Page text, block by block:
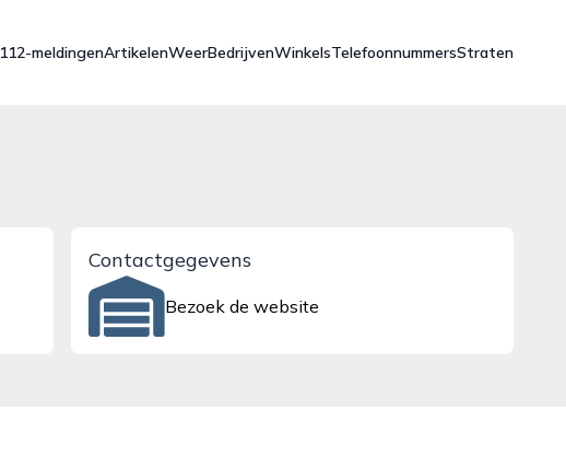
112-meldingenArtikelenWeerBedrijvenWinkelsTelefoonnummersStraten
Contactgegevens
Bezoek de website